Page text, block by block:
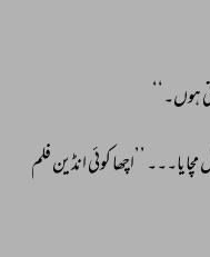
ہوں۔‘‘
مچایا۔۔۔ ’’اچھا کوئی انڈین فلم